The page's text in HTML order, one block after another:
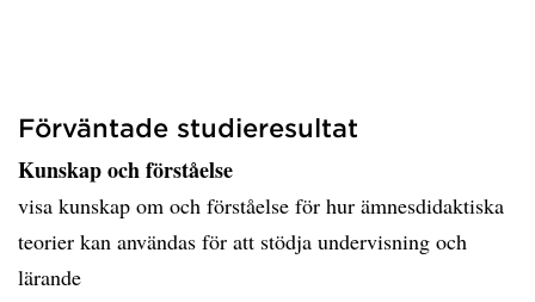
Förväntade studieresultat
Kunskap och förståelse
visa kunskap om och förståelse för hur ämnesdidaktiska
teorier kan användas för att stödja undervisning och
lärande